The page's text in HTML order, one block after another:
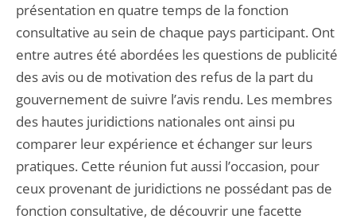
présentation en quatre temps de la fonction
consultative au sein de chaque pays participant. Ont
entre autres été abordées les questions de publicité
des avis ou de motivation des refus de la part du
gouvernement de suivre l’avis rendu. Les membres
des hautes juridictions nationales ont ainsi pu
comparer leur expérience et échanger sur leurs
pratiques. Cette réunion fut aussi l’occasion, pour
ceux provenant de juridictions ne possédant pas de
fonction consultative, de découvrir une facette